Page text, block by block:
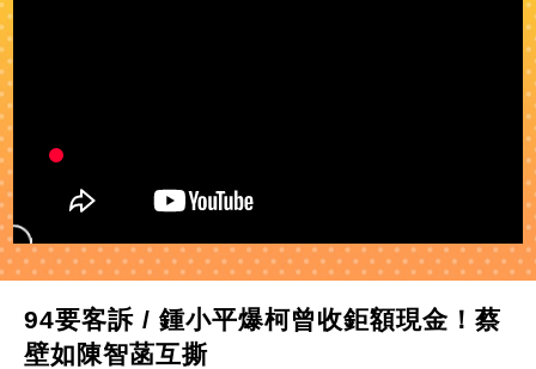
94要客訴 / 鍾小平爆柯曾收鉅額現金！蔡
壁如陳智菡互撕